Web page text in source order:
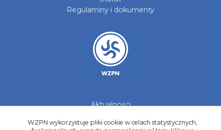
Regulaminy i dokumenty
Aktualności
Kontakt
WZPN wykorzystuje pliki cookie w celach statystycznych,